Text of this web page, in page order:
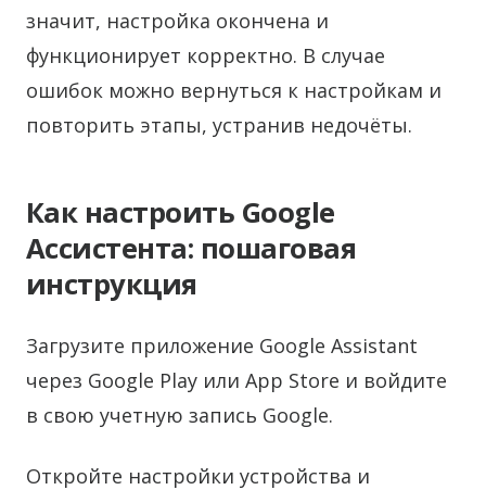
значит, настройка окончена и
функционирует корректно. В случае
ошибок можно вернуться к настройкам и
повторить этапы, устранив недочёты.
Как настроить Google
Ассистента: пошаговая
инструкция
Загрузите приложение Google Assistant
через Google Play или App Store и войдите
в свою учетную запись Google.
Откройте настройки устройства и